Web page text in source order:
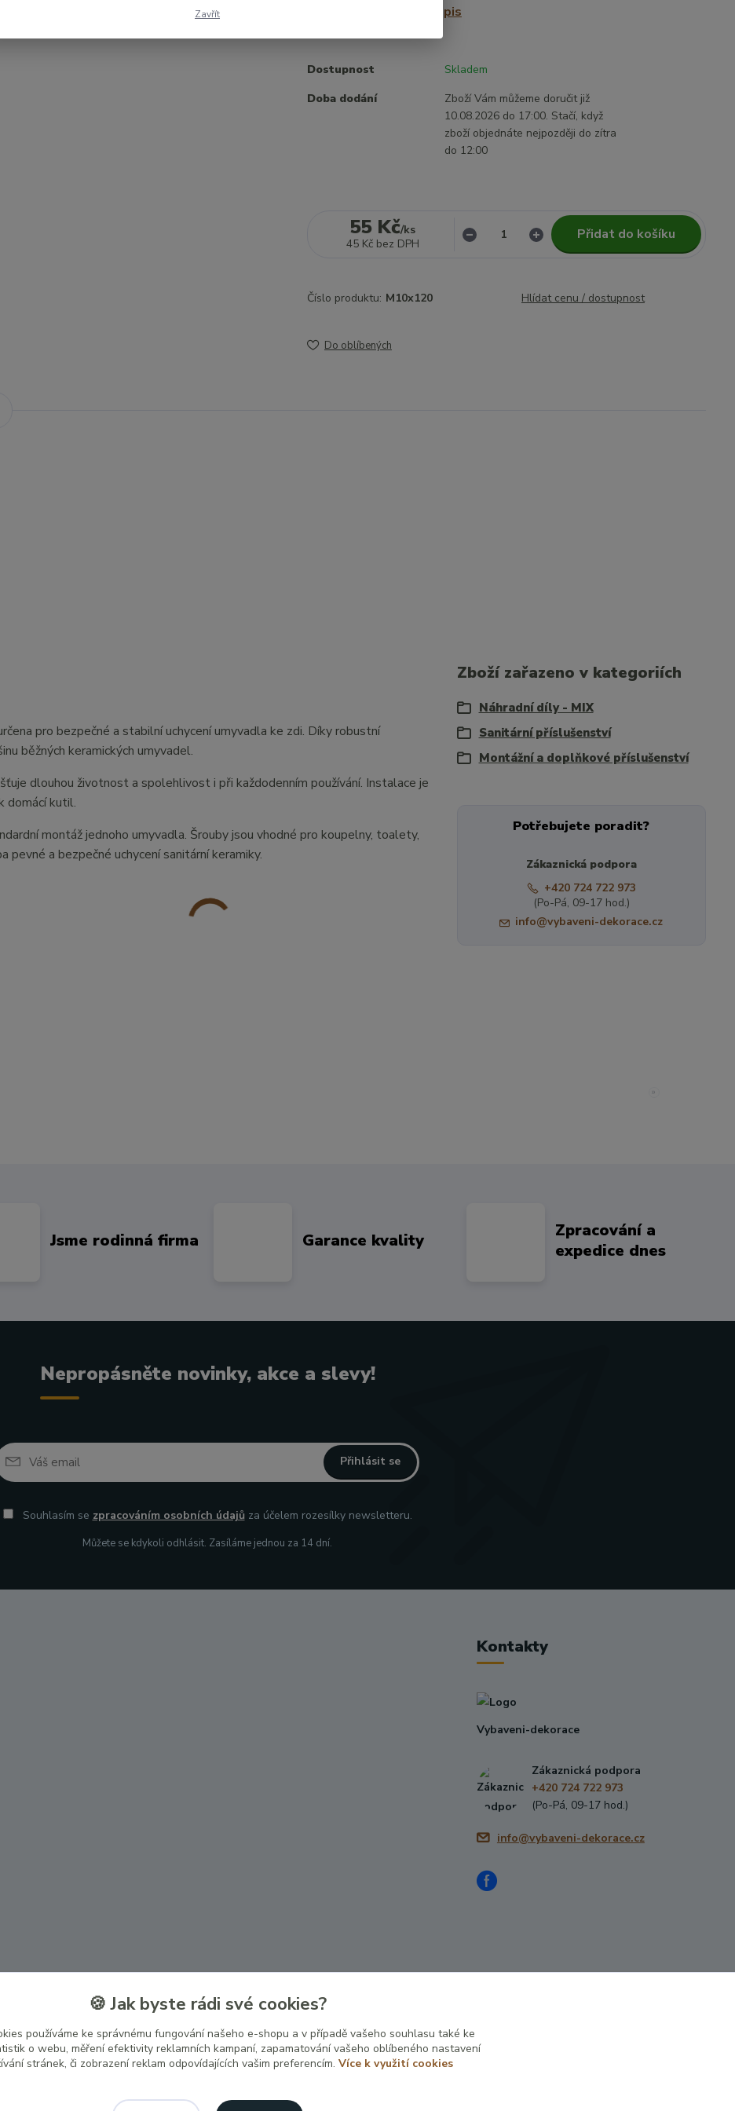
celý popis
Dostupnost
Skladem
Doba dodání
Zboží Vám můžeme doručit již
10.08.2026 do 17:00. Stačí, když
zboží objednáte nejpozději do zítra
do 12:00
55 Kč/ks
45 Kč bez DPH
Přidat do košíku
Číslo produktu: M10x120 Hlídat cenu / dostupnost
Do oblíbených
pro bezpečné a stabilní uchycení umyvadla ke zdi. Díky robustní
běžných keramických umyvadel.
dlouhou životnost a spolehlivost i při každodenním používání. Instalace je
domácí kutil.
montáž jednoho umyvadla. Šrouby jsou vhodné pro koupelny, toalety,
a bezpečné uchycení sanitární keramiky.
Zboží zařazeno v kategoriích
Náhradní díly - MIX
Sanitární příslušenství
Montážní a doplňkové příslušenství
Potřebujete poradit?
Zákaznická podpora
+420 724 722 973
(Po-Pá, 09-17 hod.)
info@vybaveni-dekorace.cz
»
Jsme rodinná firma Garance kvality
Zpracování a
expedice dnes
Nepropásněte novinky, akce a slevy!
Přihlásit se
Souhlasím se zpracováním osobních údajůza účelem rozesílky newsletteru.
Můžete se kdykoli odhlásit. Zasíláme jednou za 14 dní.
Kontakty
Vybaveni-dekorace
Zákaznická podpora
+420 724 722 973
(Po-Pá, 09-17 hod.)
info@vybaveni-dekorace.cz
Zavřít
🍪 Jak byste rádi své cookies?
používáme ke správnému fungování našeho e-shopu a v případě vašeho souhlasu také ke
o webu, měření efektivity reklamních kampaní, zapamatování vašeho oblíbeného nastavení
stránek, či zobrazení reklam odpovídajících vašim preferencím. Více k využití cookies